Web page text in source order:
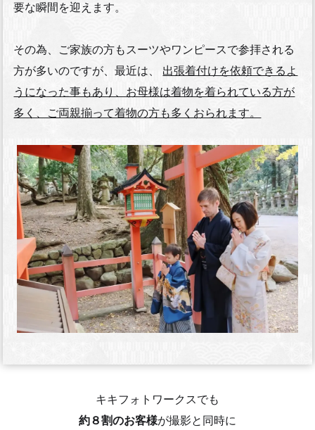
要な瞬間を迎えます。
その為、ご家族の方もスーツやワンピースで参拝される
方が多いのですが、最近は、 出張着付けを依頼できるよ
うになった事もあり、お母様は着物を着られている方が
多く、ご両親揃って着物の方も多くおられます。
キキフォトワークスでも
約８割のお客様が撮影と同時に